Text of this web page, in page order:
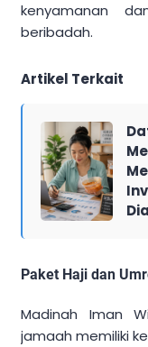
kenyamanan
beribadah.
Artikel Terkait
Paket Haji dan
Madinah Iman
jamaah memiliki